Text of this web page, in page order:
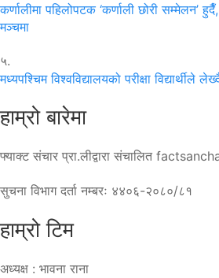
कर्णालीमा पहिलोपटक ‘कर्णाली छोरी सम्मेलन’
मञ्चमा
५.
मध्यपश्चिम विश्वविद्यालयको परीक्षा विद्यार्थीले
हाम्रो बारेमा
फ्याक्ट संचार प्रा.लीद्वारा संचालित
सुचना विभाग दर्ता नम्बरः ४४०६-२०८०/८१
हाम्रो टिम
अध्यक्ष : भावना राना